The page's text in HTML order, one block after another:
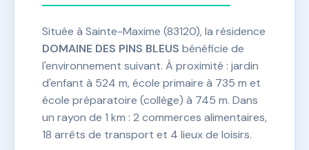
Située à Sainte-Maxime (83120), la résidence
DOMAINE DES PINS BLEUS bénéficie de
l'environnement suivant. À proximité : jardin
d'enfant à 524 m, école primaire à 735 m et
école préparatoire (collège) à 745 m. Dans
un rayon de 1 km : 2 commerces alimentaires,
18 arrêts de transport et 4 lieux de loisirs.